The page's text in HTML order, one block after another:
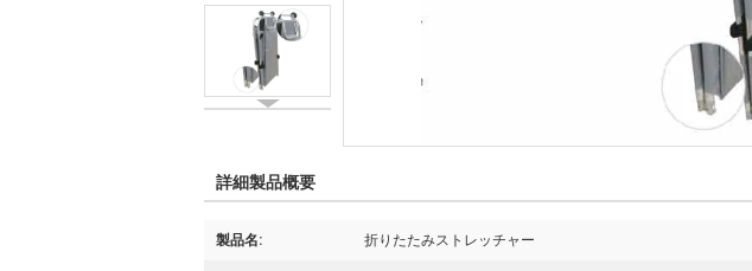
詳細製品概要
製品名: 折りたたみストレッチャー